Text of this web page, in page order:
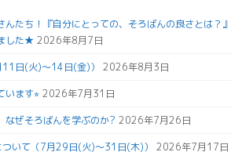
たち！『自分にとっての、そろばんの良さとは？』
した★ 2026年8月7日
日(火)～14日(金)） 2026年8月3日
ます⭐︎ 2026年7月31日
なぜそろばんを学ぶのか? 2026年7月26日
いて（7月29日(火)～31日(木)） 2026年7月17日